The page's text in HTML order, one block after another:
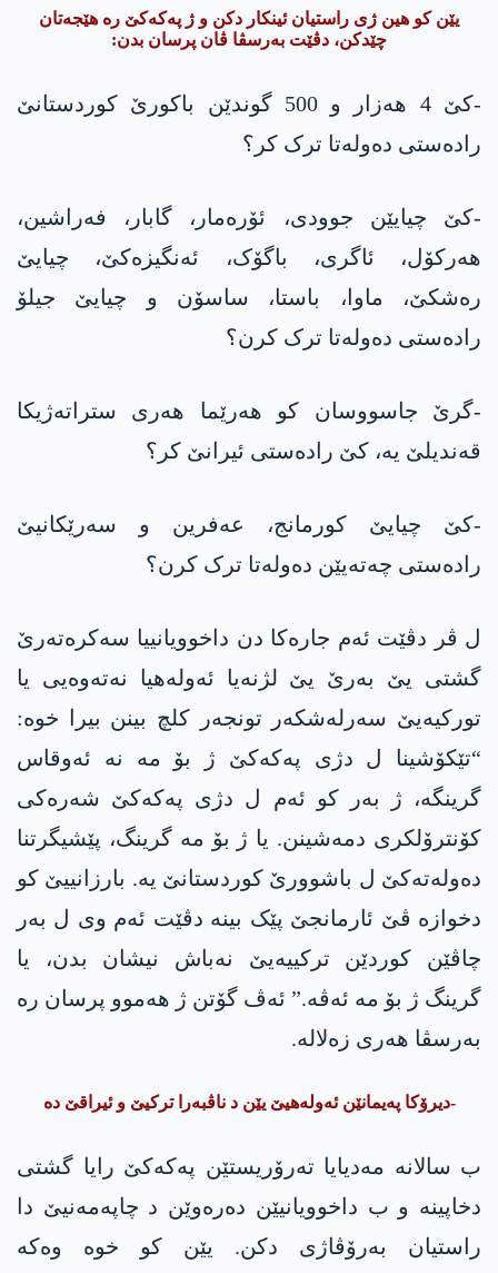
یێن کو ھین ژی راستیان ئینکار دکن و ژ پەکەکێ رە ھێجەتان
چێدکن، دڤێت بەرسڤا ڤان پرسان بدن:
-کێ 4 ھەزار و 500 گوندێن باکورێ کوردستانێ
رادەستی دەولەتا ترک کر؟
-کێ چیایێن جوودی، ئۆرەمار، گابار، فەراشین،
ھەرکۆل، ئاگری، باگۆک، ئەنگیزەکێ، چیایێ
رەشکێ، ماوا، باستا، ساسۆن و چیایێ جیلۆ
رادەستی دەولەتا ترک کرن؟
-گرێ جاسووسان کو ھەرێما ھەری ستراتەژیکا
قەندیلێ یە، کێ رادەستی ئیرانێ کر؟
-کێ چیایێ کورمانج، عەفرین و سەرێکانیێ
رادەستی چەتەیێن دەولەتا ترک کرن؟
ل ڤر دڤێت ئەم جارەکا دن داخوویانییا سەکرەتەرێ
گشتی یێ بەرێ یێ لژنەیا ئەولەھیا نەتەوەیی یا
تورکیەیێ سەرلەشکەر تونجەر کلچ بینن بیرا خوە:
“تێکۆشینا ل دژی پەکەکێ ژ بۆ مە نە ئەوقاس
گرینگە، ژ بەر کو ئەم ل دژی پەکەکێ شەرەکی
کۆنترۆلکری دمەشینن. یا ژ بۆ مە گرینگ، پێشیگرتنا
دەولەتەکێ ل باشوورێ کوردستانێ یە. بارزانییێ کو
دخوازە ڤێ ئارمانجێ پێک بینە دڤێت ئەم وی ل بەر
چاڤێن کوردێن ترکییەیێ نەباش نیشان بدن، یا
گرینگ ژ بۆ مە ئەڤە.” ئەڤ گۆتن ژ ھەموو پرسان رە
بەرسڤا ھەری زەلالە.
-دیرۆکا پەیمانێن ئەولەھیێ یێن د ناڤبەرا ترکیێ و ئیراقێ دە
ب سالانە مەدیایا تەرۆریستێن پەکەکێ رایا گشتی
دخاپینە و ب داخوویانیێن دەرەوێن د چاپەمەنیێ دا
راستیان بەرۆڤاژی دکن. یێن کو خوە وەکە